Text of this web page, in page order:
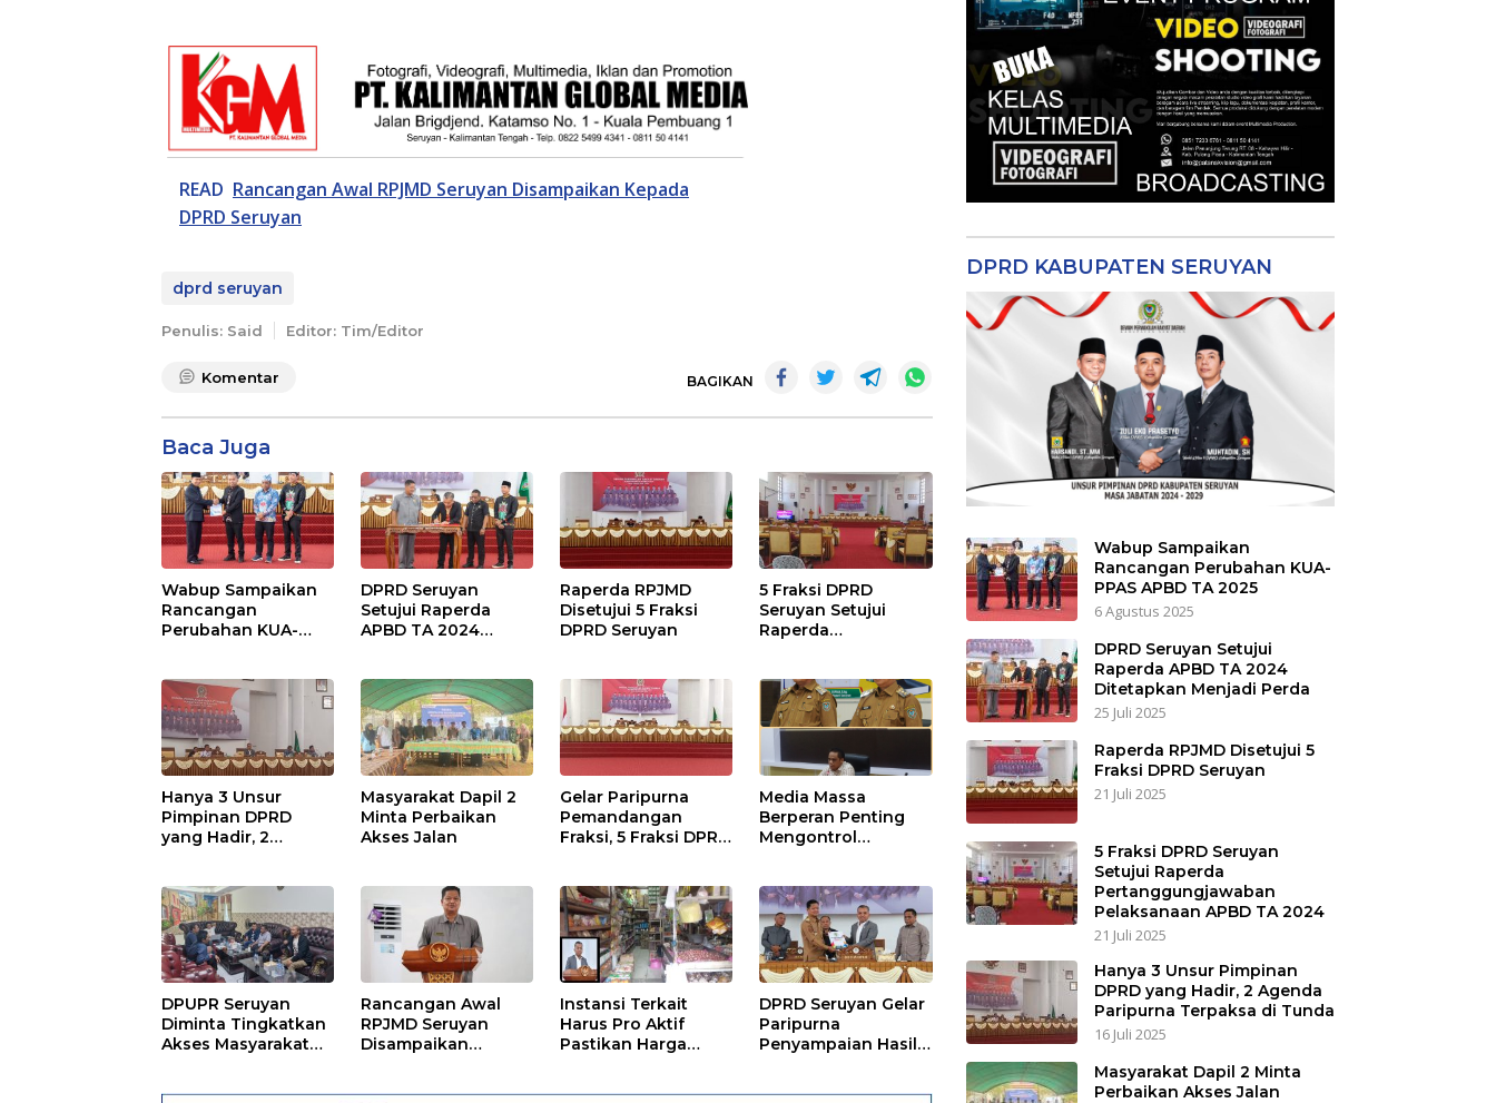
READ Rancangan Awal RPJMD Seruyan Disampaikan Kepada
DPRD Seruyan
dprd seruyan
Penulis: Said Editor: Tim/Editor
Komentar BAGIKAN
Baca Juga
Wabup Sampaikan
Rancangan
Perubahan KUA-
DPRD Seruyan
Setujui Raperda
APBD TA 2024
Raperda RPJMD
Disetujui 5 Fraksi
DPRD Seruyan
5 Fraksi DPRD
Seruyan Setujui
Raperda
TA 2024
Hanya 3 Unsur
Pimpinan DPRD
yang Hadir, 2
Masyarakat Dapil 2
Minta Perbaikan
Akses Jalan
Gelar Paripurna
Pemandangan
Fraksi, 5 Fraksi DPRD
Media Massa
Berperan Penting
Mengontrol
DPUPR Seruyan
Diminta Tingkatkan
Akses Masyarakat
Rancangan Awal
RPJMD Seruyan
Disampaikan
Instansi Terkait
Harus Pro Aktif
Pastikan Harga
DPRD Seruyan Gelar
Paripurna
Penyampaian Hasil
DPRD KABUPATEN SERUYAN
Wabup Sampaikan
Rancangan Perubahan KUA-
PPAS APBD TA 2025
6 Agustus 2025
DPRD Seruyan Setujui
Raperda APBD TA 2024
Ditetapkan Menjadi Perda
25 Juli 2025
Raperda RPJMD Disetujui 5
Fraksi DPRD Seruyan
21 Juli 2025
5 Fraksi DPRD Seruyan
Setujui Raperda
Pertanggungjawaban
Pelaksanaan APBD TA 2024
21 Juli 2025
Hanya 3 Unsur Pimpinan
DPRD yang Hadir, 2 Agenda
Paripurna Terpaksa di Tunda
16 Juli 2025
Masyarakat Dapil 2 Minta
Perbaikan Akses Jalan